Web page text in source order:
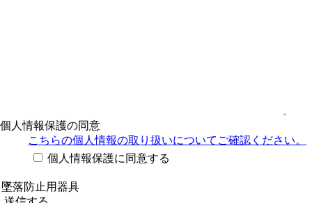
個人情報保護の同意
こちらの個人情報の取り扱いについてご確認ください。
個人情報保護に同意する